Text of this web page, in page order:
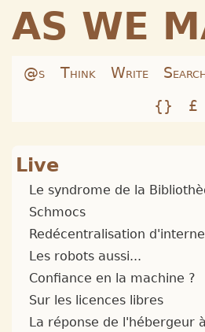
AS WE
@s Think Write
{}
£
Live
Le syndrome de la
Schmocs
Redécentralisation
Les robots aussi...
Confiance en la machine ?
Sur les licences libres
La réponse de l'hébergeur